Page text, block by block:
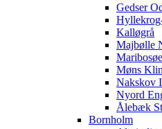
Gedser
Kalløgrå
Majbølle
Møns
Nakskov
Nyord
Ålebæk
Bornholm